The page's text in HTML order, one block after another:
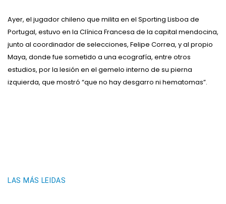
Ayer, el jugador chileno que milita en el Sporting Lisboa de
Portugal, estuvo en la Clínica Francesa de la capital mendocina,
junto al coordinador de selecciones, Felipe Correa, y al propio
Maya, donde fue sometido a una ecografía, entre otros
estudios, por la lesión en el gemelo interno de su pierna
izquierda, que mostró “que no hay desgarro ni hematomas”.
LAS MÁS LEIDAS